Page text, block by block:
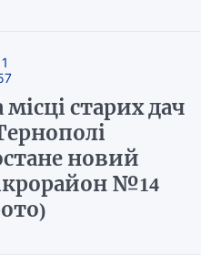
місці старих дач
новий
№14